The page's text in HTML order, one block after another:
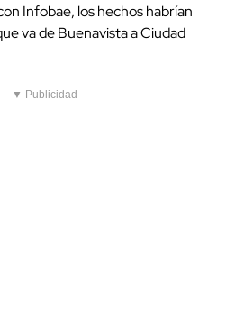
Infobae, los hechos habrían
va de Buenavista a Ciudad
▼ Publicidad